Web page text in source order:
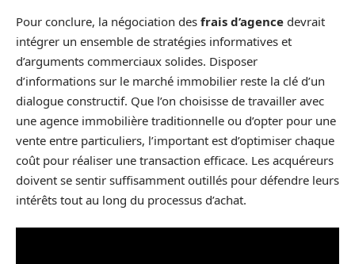
Pour conclure, la négociation des frais d’agence devrait
intégrer un ensemble de stratégies informatives et
d’arguments commerciaux solides. Disposer
d’informations sur le marché immobilier reste la clé d’un
dialogue constructif. Que l’on choisisse de travailler avec
une agence immobilière traditionnelle ou d’opter pour une
vente entre particuliers, l’important est d’optimiser chaque
coût pour réaliser une transaction efficace. Les acquéreurs
doivent se sentir suffisamment outillés pour défendre leurs
intérêts tout au long du processus d’achat.